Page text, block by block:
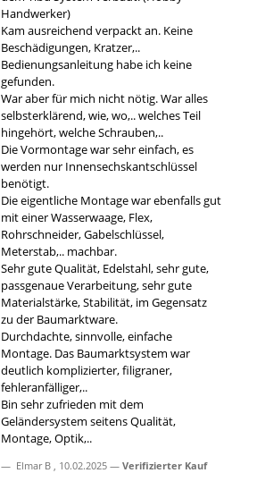
Handwerker)
Kam ausreichend verpackt an. Keine
Beschädigungen, Kratzer,..
Bedienungsanleitung habe ich keine
gefunden.
War aber für mich nicht nötig. War alles
selbsterklärend, wie, wo,.. welches Teil
hingehört, welche Schrauben,..
Die Vormontage war sehr einfach, es
werden nur Innensechskantschlüssel
benötigt.
Die eigentliche Montage war ebenfalls gut
mit einer Wasserwaage, Flex,
Rohrschneider, Gabelschlüssel,
Meterstab,.. machbar.
Sehr gute Qualität, Edelstahl, sehr gute,
passgenaue Verarbeitung, sehr gute
Materialstärke, Stabilität, im Gegensatz
zu der Baumarktware.
Durchdachte, sinnvolle, einfache
Montage. Das Baumarktsystem war
deutlich komplizierter, filigraner,
fehleranfälliger,..
Bin sehr zufrieden mit dem
Geländersystem seitens Qualität,
Montage, Optik,..
Elmar B , 10.02.2025 Verifizierter Kauf